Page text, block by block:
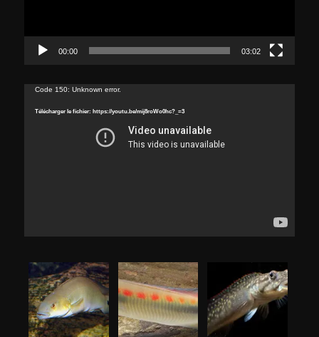
00:00 03:02
Lecteur
Code 150: Unknown error.
Télécharger le fichier: https://youtu.be/mij8roWo0hc?_=3